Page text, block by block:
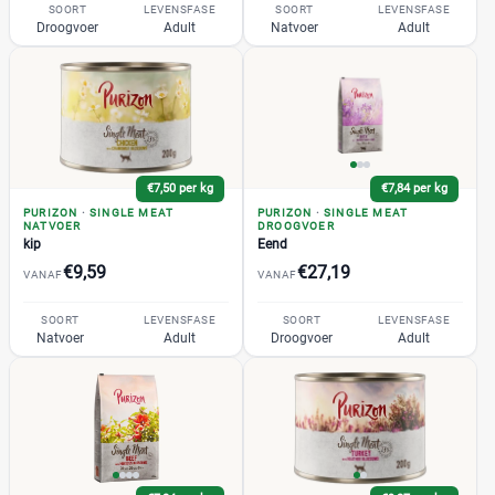
Voedingsbehoefte kat
Blaasgruis
Diabetes
Drachtig en zogend
(0)
Gesteriliseerd
Gewrichten
▼ +12 meer
Smaak kattenvoer
(1)
SOORT
Droogvoer
LEVENSFASE
Adult
SOORT
Natvoer
LEVENSFASE
Adult
€7,50 per kg
PURIZON ·SINGLE MEAT
NATVOER
kip
VANAF€9,59
SOORT
Natvoer
LEVENSFASE
Adult
€7,84 per kg
PURIZON ·SINGLE MEAT
DROOGVOER
Eend
VANAF€27,19
SOORT
Droogvoer
LEVENSFASE
Adult